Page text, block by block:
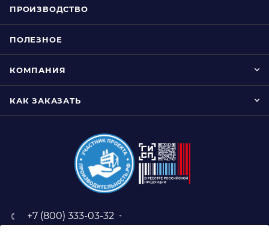
ПРОИЗВОДСТВО
ПОЛЕЗНОЕ
КОМПАНИЯ
КАК ЗАКАЗАТЬ
+7 (800) 333-03-32